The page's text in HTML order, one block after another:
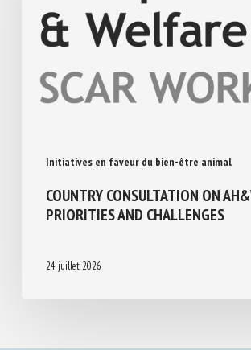
COUNTRY CONSULTATION ON AH&W
PRIORITIES AND CHALLENGES